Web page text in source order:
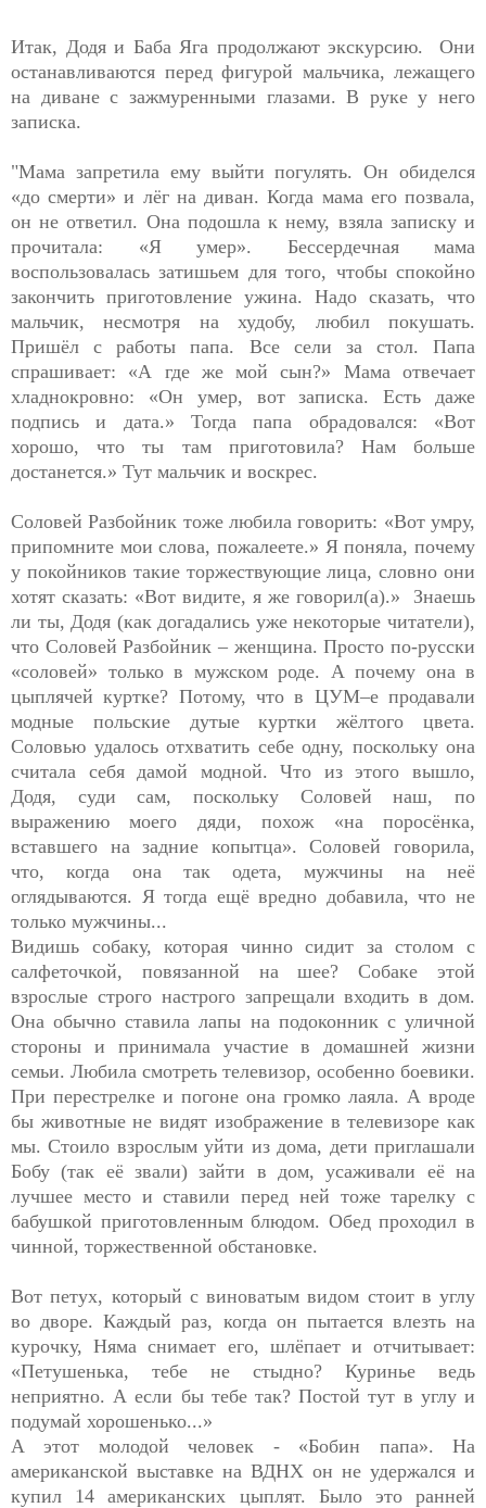
Итак, Додя и Баба Яга продолжают экскурсию. Они
останавливаются перед фигурой мальчика, лежащего
на диване с зажмуренными глазами. В руке у него
записка.
"Мама запретила ему выйти погулять. Он обиделся
«до смерти» и лёг на диван. Когда мама его позвала,
он не ответил. Она подошла к нему, взяла записку и
прочитала: «Я умер». Бессердечная мама
воспользовалась затишьем для того, чтобы спокойно
закончить приготовление ужина. Надо сказать, что
мальчик, несмотря на худобу, любил покушать.
Пришёл с работы папа. Все сели за стол. Папа
спрашивает: «А где же мой сын?» Мама отвечает
хладнокровно: «Он умер, вот записка. Есть даже
подпись и дата.» Тогда папа обрадовался: «Вот
хорошо, что ты там приготовила? Нам больше
достанется.» Тут мальчик и воскрес.
Соловей Разбойник тоже любила говорить: «Вот умру,
припомните мои слова, пожалеете.» Я поняла, почему
у покойников такие торжествующие лица, словно они
хотят сказать: «Вот видите, я же говорил(а).» Знаешь
ли ты, Додя (как догадались уже некоторые читатели),
что Соловей Разбойник – женщина. Просто по-русски
«соловей» только в мужском роде. А почему она в
цыплячей куртке? Потому, что в ЦУМ–е продавали
модные польские дутые куртки жёлтого цвета.
Соловью удалось отхватить себе одну, поскольку она
считала себя дамой модной. Что из этого вышло,
Додя, суди сам, поскольку Соловей наш, по
выражению моего дяди, похож «на поросёнка,
вставшего на задние копытца». Соловей говорила,
что, когда она так одета, мужчины на неё
оглядываются. Я тогда ещё вредно добавила, что не
только мужчины...
Видишь собаку, которая чинно сидит за столом с
салфеточкой, повязанной на шее? Собаке этой
взрослые строго настрого запрещали входить в дом.
Она обычно ставила лапы на подоконник с уличной
стороны и принимала участие в домашней жизни
семьи. Любила смотреть телевизор, особенно боевики.
При перестрелке и погоне она громко лаяла. А вроде
бы животные не видят изображение в телевизоре как
мы. Стоило взрослым уйти из дома, дети приглашали
Бобу (так её звали) зайти в дом, усаживали её на
лучшее место и ставили перед ней тоже тарелку с
бабушкой приготовленным блюдом. Обед проходил в
чинной, торжественной обстановке.
Вот петух, который с виноватым видом стоит в углу
во дворе. Каждый раз, когда он пытается влезть на
курочку, Няма снимает его, шлёпает и отчитывает:
«Петушенька, тебе не стыдно? Куринье ведь
неприятно. А если бы тебе так? Постой тут в углу и
подумай хорошенько...»
А этот молодой человек - «Бобин папа». На
американской выставке на ВДНХ он не удержался и
купил 14 американских цыплят. Было это ранней